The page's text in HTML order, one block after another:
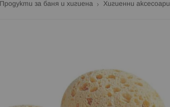
Продукти за баня и хигиена Хигиенни аксесоари